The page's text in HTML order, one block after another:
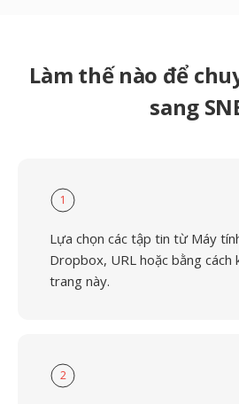
Làm thế nào để
sang
1
Lựa chọn các tập tin từ Máy
Dropbox, URL hoặc bằng cách
trang này.
2